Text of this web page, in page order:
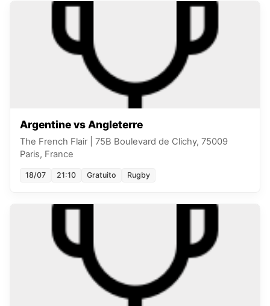
Argentine vs Angleterre
The French Flair
75B Boulevard de Clichy, 75009
Paris, France
18/07 21:10 Gratuito Rugby